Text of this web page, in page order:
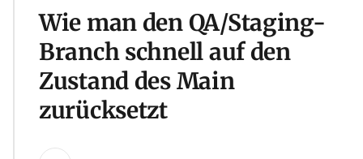
Wie man den QA/Staging-
Branch schnell auf den
Zustand des Main
zurücksetzt